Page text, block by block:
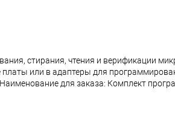
стирания, чтения и верификации
или в адаптеры для
для заказа: Комплект